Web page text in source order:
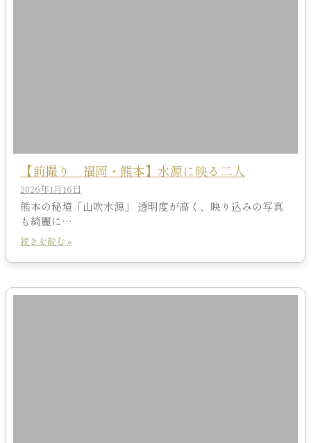
【前撮り 福岡・熊本】水源に映る二人
2026年1月16日
熊本の秘境「山吹水源」 透明度が高く、映り込みの写真
も綺麗に…
続きを読む »